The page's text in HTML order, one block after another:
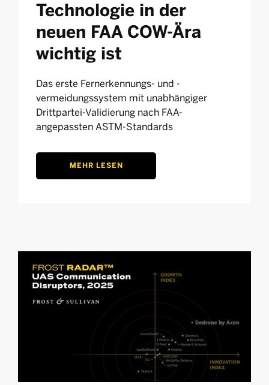
Technologie in der
neuen FAA COW-Ära
wichtig ist
Das erste Fernerkennungs- und -
vermeidungssystem mit unabhängiger
Drittpartei-Validierung nach FAA-
angepassten ASTM-Standards
MEHR LESEN